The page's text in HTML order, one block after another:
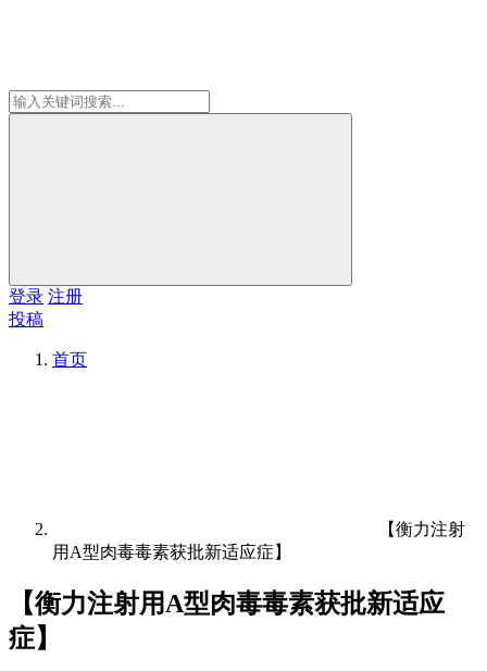
登录 注册
投稿
首页
【衡力注射
用A型肉毒毒素获批新适应症】
【衡力注射用A型肉毒毒素获批新适应
症】